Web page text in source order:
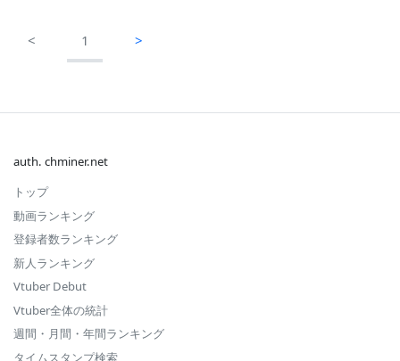
< 1 >
auth. chminer.net
トップ
動画ランキング
登録者数ランキング
新人ランキング
Vtuber Debut
Vtuber全体の統計
週間・月間・年間ランキング
タイムスタンプ検索